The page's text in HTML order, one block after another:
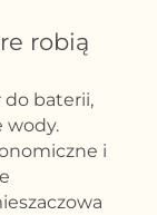
robią
do baterii,
wody.
i